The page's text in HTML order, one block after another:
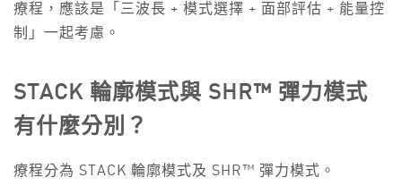
療程，應該是「三波長 + 模式選擇 + 面部評估 + 能量控
制」一起考慮。
STACK 輪廓模式與 SHR™ 彈力模式
有什麼分別？
療程分為 STACK 輪廓模式及 SHR™ 彈力模式。